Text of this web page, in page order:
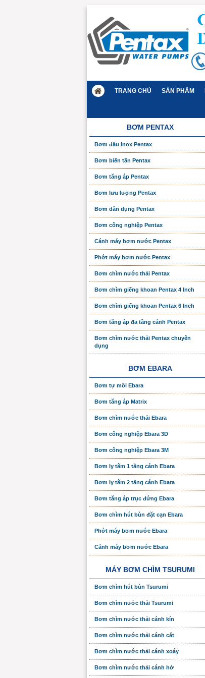
TRANG CHỦ SẢN PHẨM
BƠM PENTAX
Bơm đầu Inox Pentax
Bơm biến tần Pentax
Bơm tăng áp Pentax
Bơm lưu lượng Pentax
Bơm dân dụng Pentax
Bơm công nghiệp Pentax
Cánh máy bơm nước Pentax
Phớt máy bơm nước Pentax
Bơm chìm nước thải Pentax
Bơm chìm giếng khoan Pentax 4 Inch
Bơm chìm giếng khoan Pentax 6 Inch
Bơm tăng áp đa tầng cánh Pentax
Bơm chìm nước thải Pentax chuyên
dụng
BƠM EBARA
Bơm tự mồi Ebara
Bơm tăng áp Matrix
Bơm chìm nước thải Ebara
Bơm công nghiệp Ebara 3D
Bơm công nghiệp Ebara 3M
Bơm ly tâm 1 tầng cánh Ebara
Bơm ly tâm 2 tầng cánh Ebara
Bơm tăng áp trục đứng Ebara
Bơm chìm hút bùn đặt cạn Ebara
Phớt máy bơm nước Ebara
Cánh máy bơm nước Ebara
MÁY BƠM CHÌM TSURUMI
Bơm chìm hút bùn Tsurumi
Bơm chìm nước thải Tsurumi
Bơm chìm nước thải cánh kín
Bơm chìm nước thải cánh cắt
Bơm chìm nước thải cánh xoáy
Bơm chìm nước thải cánh hở